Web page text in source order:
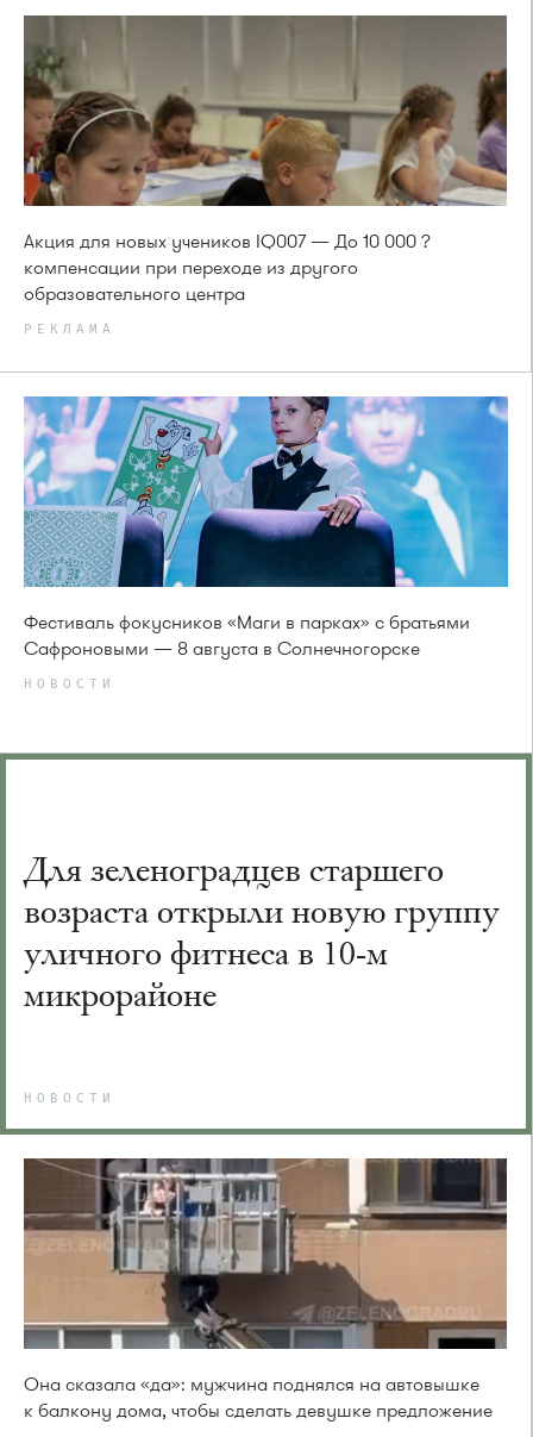
Акция для новых учеников IQ007 — До 10 000 ?
компенсации при переходе из другого
образовательного центра
РЕКЛАМА
Фестиваль фокусников «Маги в парках» с братьями
Сафроновыми — 8 августа в Солнечногорске
НОВОСТИ
Для зеленоградцев старшего
возраста открыли новую группу
уличного фитнеса в 10-м
микрорайоне
НОВОСТИ
Она сказала «да»: мужчина поднялся на автовышке
к балкону дома, чтобы сделать девушке предложение